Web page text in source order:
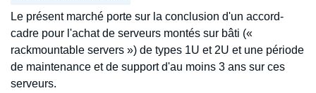
Le présent marché porte sur la conclusion d'un accord-
cadre pour l'achat de serveurs montés sur bâti («
rackmountable servers ») de types 1U et 2U et une période
de maintenance et de support d'au moins 3 ans sur ces
serveurs.